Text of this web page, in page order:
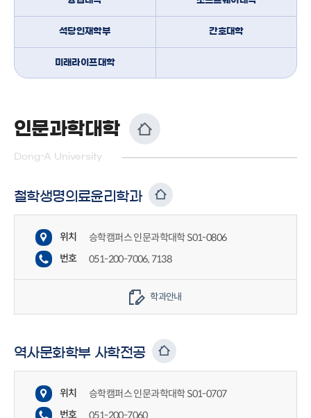
석당인재학부 간호대학
미래라이프대학
인문과학대학
Dong-A University
철학생명의료윤리학과
위치
승학캠퍼스 인문과학대학 S01-0806
번호
051-200-7006, 7138
학과안내
역사문화학부 사학전공
위치
승학캠퍼스 인문과학대학 S01-0707
번호
051-200-7060